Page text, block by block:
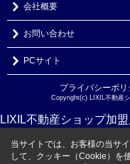
会社概要
お問い合わせ
PCサイト
プライバシーポリ
Copyright(c) LIXIL不動産
LIXIL不動産ショップ加
当サイトでは、お客様の当サ
して、クッキー（Cookie）を